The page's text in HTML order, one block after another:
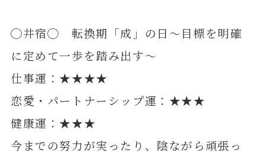
◯井宿◯ 転換期「成」の日～目標を明確
に定めて一歩を踏み出す～
仕事運：★★★★
恋愛・パートナーシップ運：★★★
健康運：★★★
今までの努力が実ったり、陰ながら頑張っ